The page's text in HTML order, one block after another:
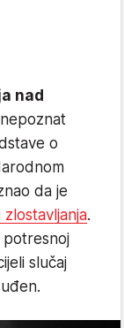
nad
o
da je
.
potresnoj
slučaj